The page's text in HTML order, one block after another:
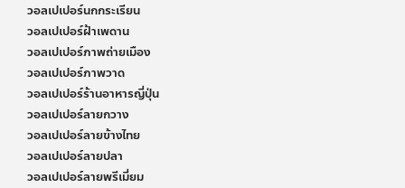
วอลเปเปอร์นกกระเรียน
วอลเปเปอร์ฝ้าเพดาน
วอลเปเปอร์ภาพถ่ายเมือง
วอลเปเปอร์ภาพวาด
วอลเปเปอร์ร้านอาหารญี่ปุ่น
วอลเปเปอร์ลายกวาง
วอลเปเปอร์ลายข้างไทย
วอลเปเปอร์ลายปลา
วอลเปเปอร์ลายพรีเมี่ยม